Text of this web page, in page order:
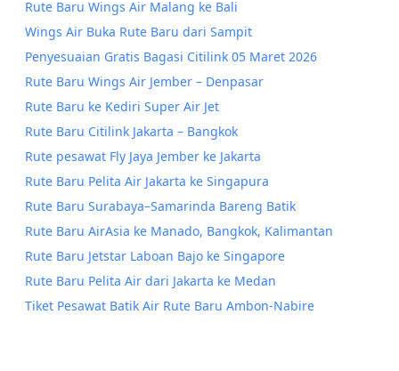
Rute Baru Wings Air Malang ke Bali
Wings Air Buka Rute Baru dari Sampit
Penyesuaian Gratis Bagasi Citilink 05 Maret 2026
Rute Baru Wings Air Jember – Denpasar
Rute Baru ke Kediri Super Air Jet
Rute Baru Citilink Jakarta – Bangkok
Rute pesawat Fly Jaya Jember ke Jakarta
Rute Baru Pelita Air Jakarta ke Singapura
Rute Baru Surabaya–Samarinda Bareng Batik
Rute Baru AirAsia ke Manado, Bangkok, Kalimantan
Rute Baru Jetstar Laboan Bajo ke Singapore
Rute Baru Pelita Air dari Jakarta ke Medan
Tiket Pesawat Batik Air Rute Baru Ambon-Nabire